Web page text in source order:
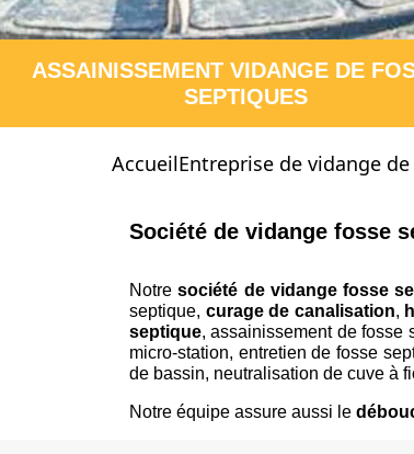
ASSAINISSEMENT VIDANGE DE
SEPTIQUES
AccueilEntreprise de vidange
Société de vidange fosse
Notresociété de vidange fosse
septique, curage de canalisation,
septique, assainissement de fosse
micro-station, entretien de fosse
de bassin, neutralisation de cuve à
Notre équipe assure aussi le